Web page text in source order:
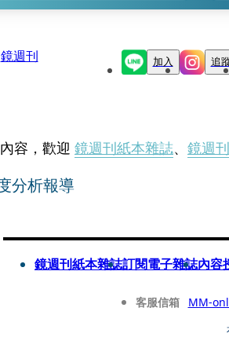
鏡週刊 加入 追
容，歡迎 鏡週刊紙本雜誌、 鏡週
分析報導
鏡週刊紙本雜誌訂閱電子雜誌內容
客服信箱 MM-